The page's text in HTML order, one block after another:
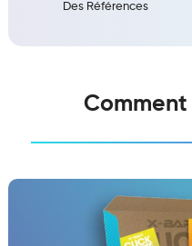
Des Références